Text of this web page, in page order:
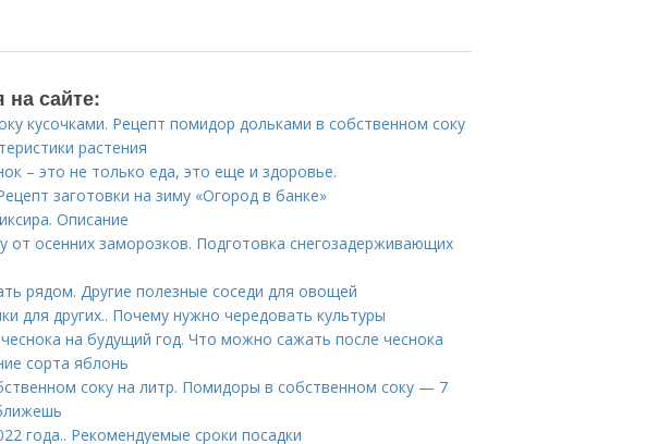
сайте:
кусочками. Рецепт помидор дольками в собственном соку
растения
– это не только еда, это еще и здоровье.
заготовки на зиму «Огород в банке»
Описание
осенних заморозков. Подготовка снегозадерживающих
рядом. Другие полезные соседи для овощей
для других.. Почему нужно чередовать культуры
на будущий год. Что можно сажать после чеснока
сорта яблонь
соку на литр. Помидоры в собственном соку — 7
года.. Рекомендуемые сроки посадки